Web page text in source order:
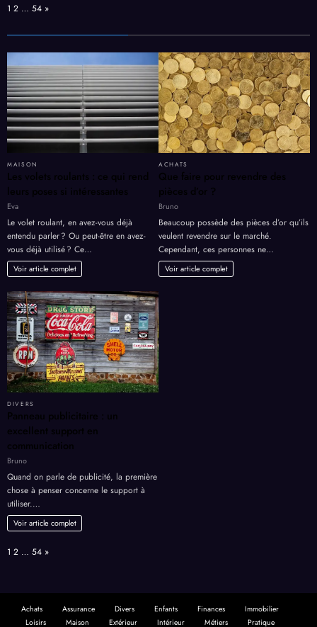
Page:
1 2 … 54 Next
»
MAISON
Les volets roulants : ce qui rend
leurs poses si intéressantes
Eva
Le volet roulant, en avez-vous déjà
entendu parler ? Ou peut-être en avez-
vous déjà utilisé ? Ce…
Voir article complet
ACHATS
Que faire pour revendre des
pièces d’or ?
Bruno
Beaucoup possède des pièces d’or qu’ils
veulent revendre sur le marché.
Cependant, ces personnes ne…
Voir article complet
DIVERS
Panneau publicitaire : un
excellent support en
communication
Bruno
Quand on parle de publicité, la première
chose à penser concerne le support à
utiliser.…
Voir article complet
Page:
1 2 … 54 Next
»
Achats Assurance Divers Enfants Finances
Immobilier
Loisirs
Maison Extérieur Intérieur Métiers Pratique